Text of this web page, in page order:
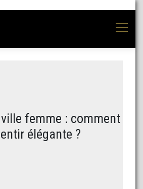
femme : comment
élégante ?